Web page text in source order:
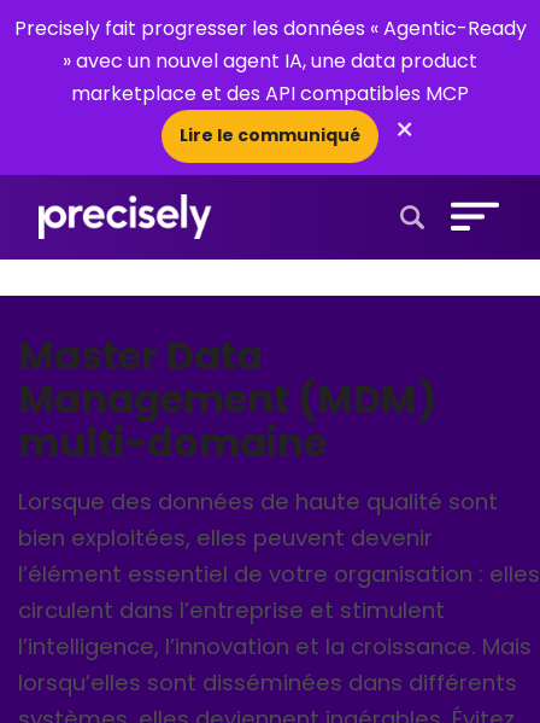
Precisely fait progresser les données « Agentic-Ready
» avec un nouvel agent IA, une data product
marketplace et des API compatibles MCP
Lire le communiqué ×
Master Data
Management (MDM)
multi-domaine
Lorsque des données de haute qualité sont
bien exploitées, elles peuvent devenir
l’élément essentiel de votre organisation : elles
circulent dans l’entreprise et stimulent
l’intelligence, l’innovation et la croissance. Mais
lorsqu’elles sont disséminées dans différents